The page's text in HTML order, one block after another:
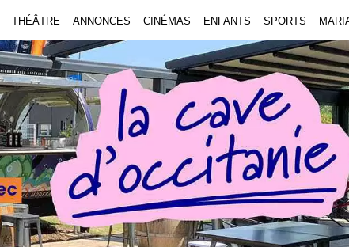
THÉÂTRE ANNONCES CINÉMAS ENFANTS SPORTS